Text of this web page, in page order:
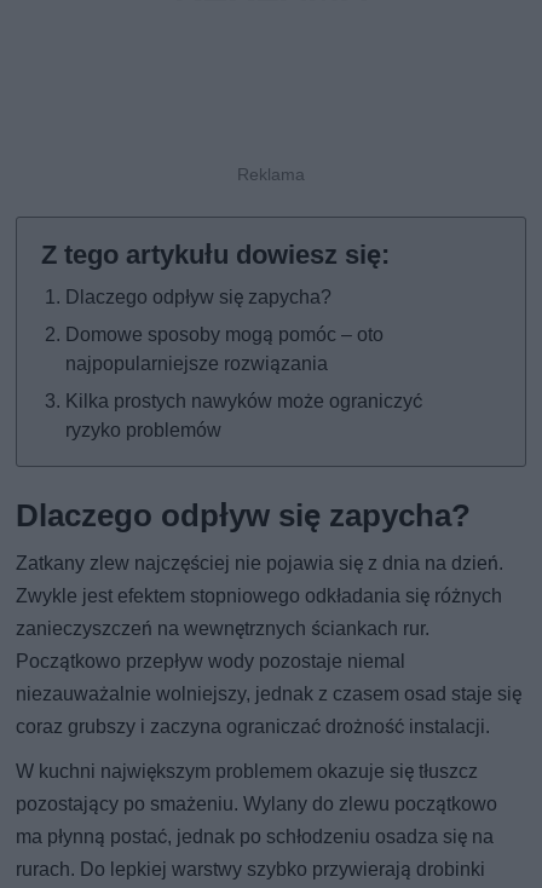
Dlaczego odpływ się zapycha?
Domowe sposoby mogą pomóc – oto
najpopularniejsze rozwiązania
Kilka prostych nawyków może ograniczyć
ryzyko problemów
Dlaczego odpływ się zapycha?
Zatkany zlew najczęściej nie pojawia się z dnia na dzień.
Zwykle jest efektem stopniowego odkładania się różnych
zanieczyszczeń na wewnętrznych ściankach rur.
Początkowo przepływ wody pozostaje niemal
niezauważalnie wolniejszy, jednak z czasem osad staje się
coraz grubszy i zaczyna ograniczać drożność instalacji.
W kuchni największym problemem okazuje się tłuszcz
pozostający po smażeniu. Wylany do zlewu początkowo
ma płynną postać, jednak po schłodzeniu osadza się na
rurach. Do lepkiej warstwy szybko przywierają drobinki